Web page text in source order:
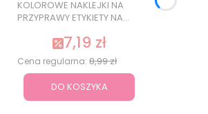
KOLOROWE NAKLEJKI NA
PRZYPRAWY ETYKIETY NA
JAKOŚĆ
7,19 zł
Cena regularna: 8,99 zł
DO KOSZYKA